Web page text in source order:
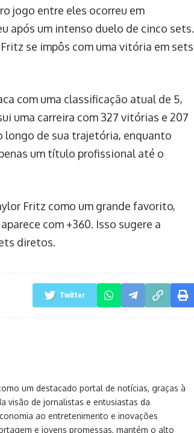
jogo entre eles ocorreu em
após um intenso duelo de cinco sets.
se impôs com uma vitória em sets
com uma classificação atual de 5,
uma carreira com 327 vitórias e 207
longo de sua trajetória, enquanto
um título profissional até o
Fritz como um grande favorito,
com +360. Isso sugere a
diretos.
Twitter
um destacado portal de notícias, graças à
visão de jornalistas e entusiastas da
ao entretenimento e inovações
e jovens promessas, mantém o alto